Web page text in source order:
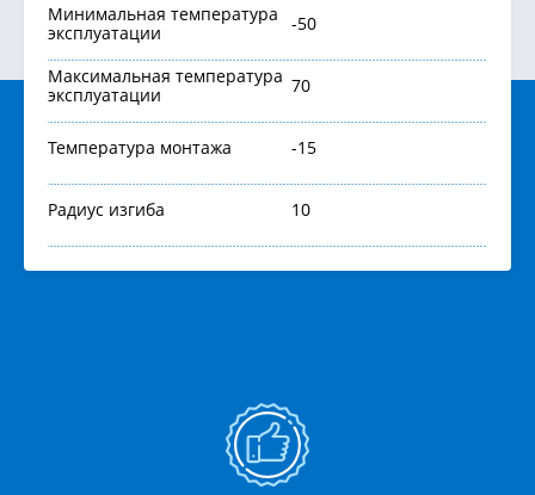
Минимальная температура
эксплуатации
-50
Максимальная температура
эксплуатации
70
Температура монтажа -15
Радиус изгиба 10